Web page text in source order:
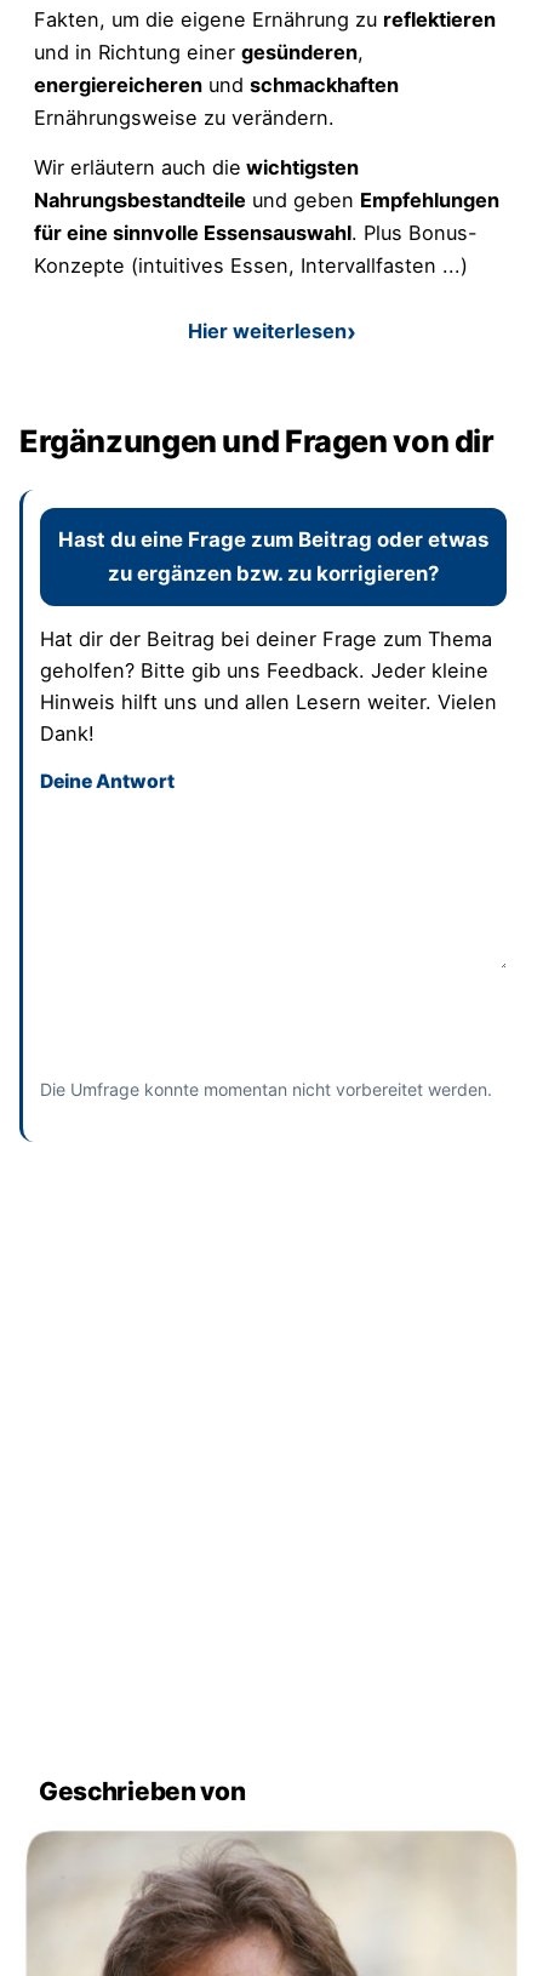
Fakten, um die eigene Ernährung zu reflektieren
und in Richtung einer gesünderen,
energiereicheren und schmackhaften
Ernährungsweise zu verändern.
Wir erläutern auch die wichtigsten
Nahrungsbestandteile und geben Empfehlungen
für eine sinnvolle Essensauswahl. Plus Bonus-
Konzepte (intuitives Essen, Intervallfasten ...)
Hier weiterlesen: Grundlagen der Ernährung
Ergänzungen und Fragen von dir
Hast du eine Frage zum Beitrag oder etwas
zu ergänzen bzw. zu korrigieren?
Hat dir der Beitrag bei deiner Frage zum Thema
geholfen? Bitte gib uns Feedback. Jeder kleine
Hinweis hilft uns und allen Lesern weiter. Vielen
Dank!
Dieses Feld bitte leer lassen
Deine Antwort
Die Umfrage konnte momentan nicht vorbereitet werden.
Geschrieben von